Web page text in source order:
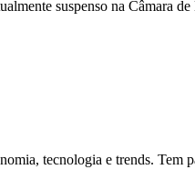
suspenso na Câmara
tecnologia e trends. Tem